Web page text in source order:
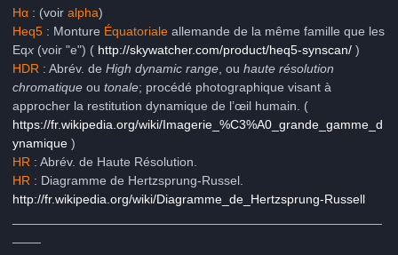
Hα : (voir alpha)
Heq5 : Monture Équatoriale allemande de la même famille que les
Eqx (voir "e") ( http://skywatcher.com/product/heq5-synscan/ )
HDR : Abrév. de High dynamic range , ou haute résolution
chromatique ou tonale; procédé photographique visant à
approcher la restitution dynamique de l’œil humain. (
https://fr.wikipedia.org/wiki/Imagerie_%C3%A0_grande_gamme_d
ynamique )
HR : Abrév. de Haute Résolution.
HR : Diagramme de Hertzsprung-Russel.
http://fr.wikipedia.org/wiki/Diagramme_de_Hertzsprung-Russell